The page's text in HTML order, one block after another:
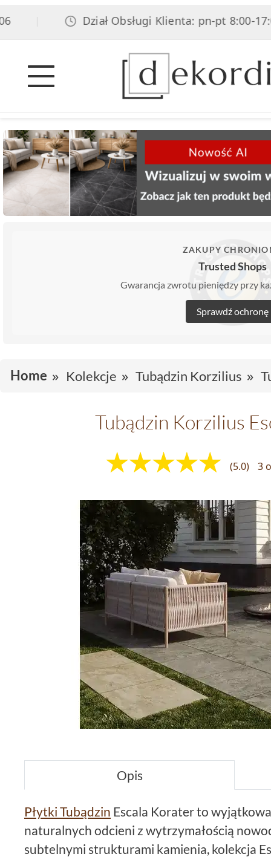
Dział Obsługi Klienta: pn-pt 8:00-17:00,
ZAKUPY
Trusted Shops
Gwarancja zwrotu pieniędzy przy
Sprawdź ochronę
Home Kolekcje Tubądzin Korzilius
Tubądzin Korzilius
(5.0) 3
Opis
Płytki Tubądzin Escala Korater to
naturalnych odcieni z wytrzymałością
subtelnymi strukturami kamienia, kolekcja